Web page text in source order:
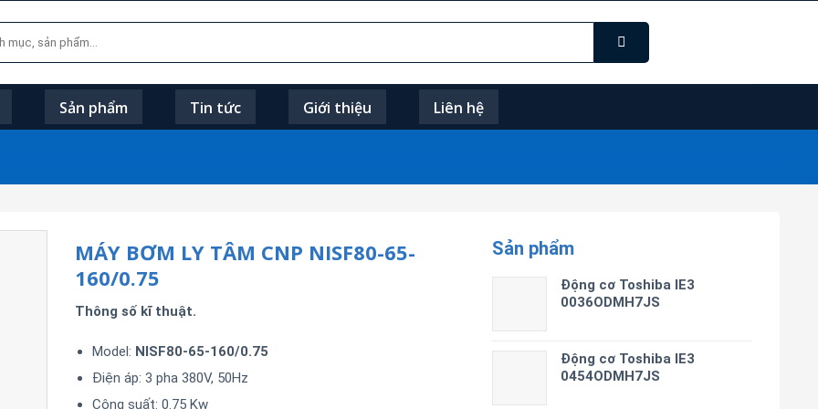
Sản phẩm Tin tức Giới thiệu Liên hệ
Sản phẩm
Động cơ Toshiba IE3
0036ODMH7JS
Động cơ Toshiba IE3
0454ODMH7JS
MÁY BƠM LY TÂM CNP NISF80-65-
160/0.75
Thông số kĩ thuật.
Model: NISF80-65-160/0.75
Điện áp: 3 pha 380V, 50Hz
Công suất: 0.75 Kw